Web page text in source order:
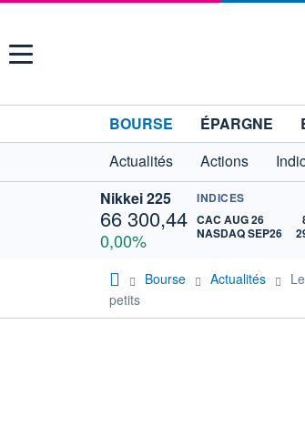
Menu
BOURSE ÉPARGNE
Actualités
Actions
Nikkei 225
66 300,44
0,00%
INDICES
CAC AUG 26
NASDAQ SEP26
Bourse Actualités
petits